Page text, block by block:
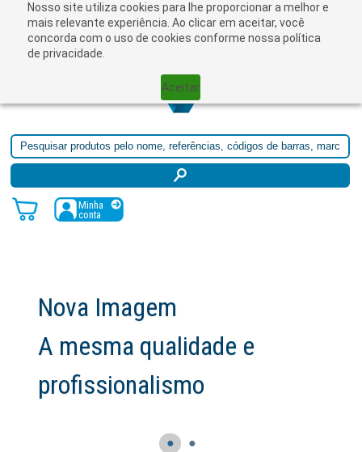
Nosso site utiliza cookies para lhe proporcionar a melhor e
mais relevante experiência. Ao clicar em aceitar, você
concorda com o uso de cookies conforme nossa política
de privacidade.
Aceitar
Minha
conta
● ●